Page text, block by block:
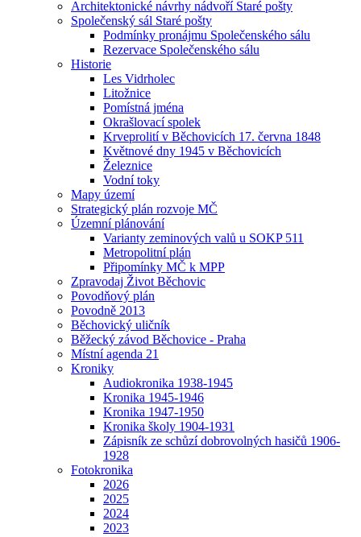
Architektonické návrhy nádvoří Staré pošty
Společenský sál Staré pošty
Podmínky pronájmu Společenského sálu
Rezervace Společenského sálu
Historie
Les Vidrholec
Litožnice
Pomístná jména
Okrašlovací spolek
Krveprolití v Běchovicích 17. června 1848
Květnové dny 1945 v Běchovicích
Železnice
Vodní toky
Mapy území
Strategický plán rozvoje MČ
Územní plánování
Varianty zeminových valů u SOKP 511
Metropolitní plán
Připomínky MČ k MPP
Zpravodaj Život Běchovic
Povodňový plán
Povodně 2013
Běchovický uličník
Běžecký závod Běchovice - Praha
Místní agenda 21
Kroniky
Audiokronika 1938-1945
Kronika 1945-1946
Kronika 1947-1950
Kronika školy 1904-1931
Zápisník ze schůzí dobrovolných hasičů 1906-
1928
Fotokronika
2026
2025
2024
2023